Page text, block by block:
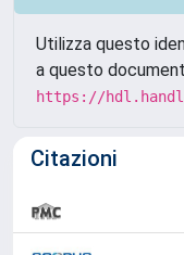
Utilizza questo
a questo
https://
Citazioni